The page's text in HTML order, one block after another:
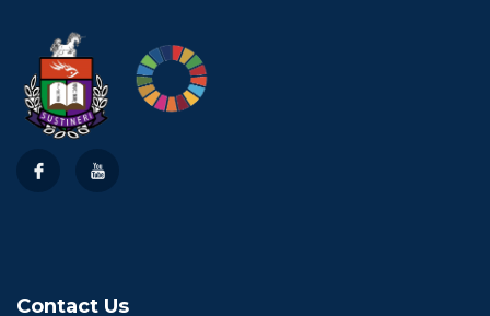
Contact Us